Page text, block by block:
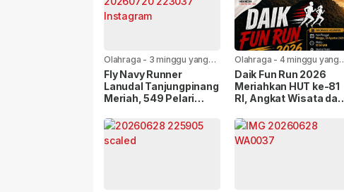
Olahraga - 3 minggu yang
lalu
Fly Navy Runner
Lanudal Tanjungpinang
Meriah, 549 Pelari
Bandara RHF
Olahraga - 4 minggu yang
lalu
Daik Fun Run 2026
Meriahkan HUT ke-81
RI, Angkat Wisata dan